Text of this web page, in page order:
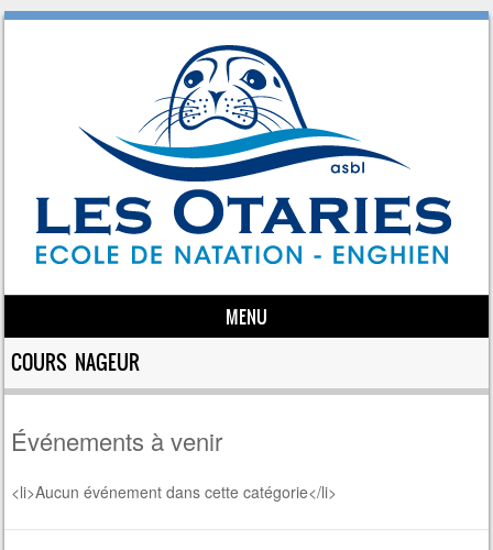
MENU
Skip to content
COURS NAGEUR
Événements à venir
<li>Aucun événement dans cette catégorie</li>